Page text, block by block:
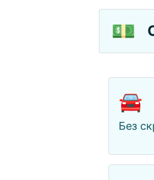
💵
🚘
Без